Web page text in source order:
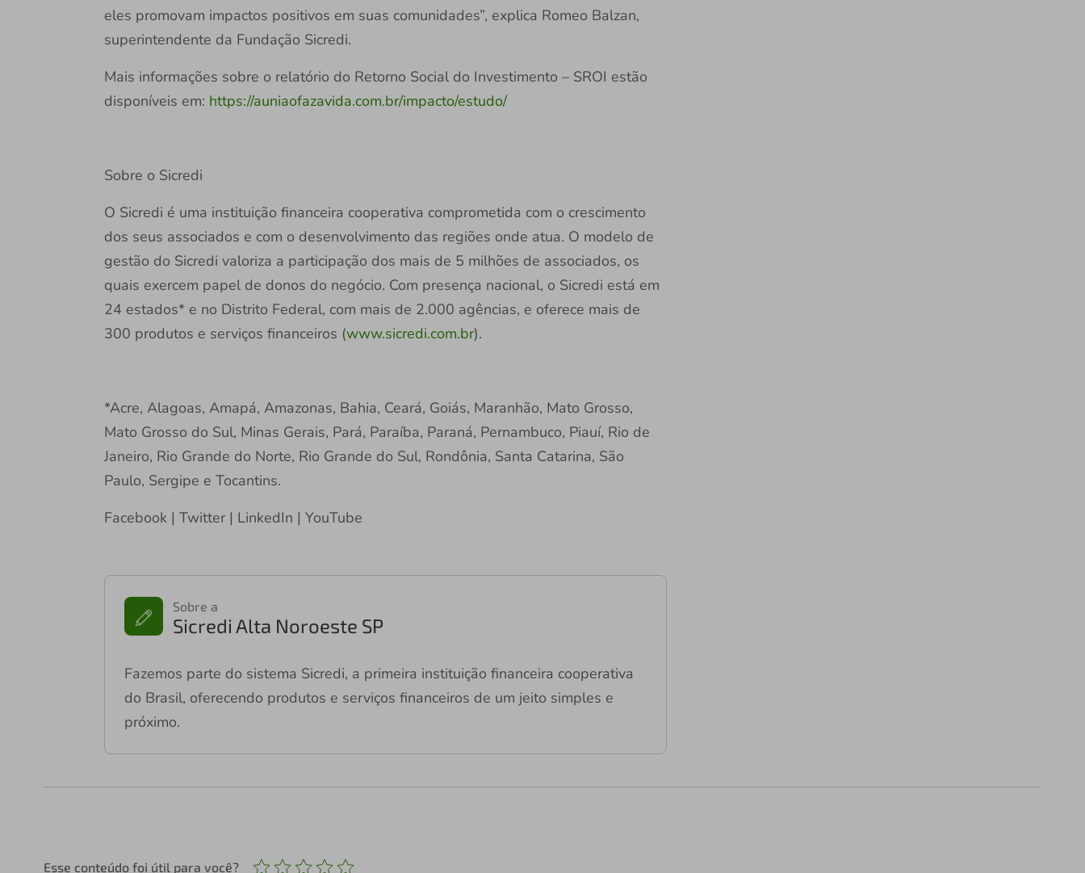
eles promovam impactos positivos em suas comunidades”, explica Romeo Balzan,
superintendente da Fundação Sicredi.
Mais informações sobre o relatório do Retorno Social do Investimento – SROI estão
disponíveis em: https://auniaofazavida.com.br/impacto/estudo/
Sobre o Sicredi
O Sicredi é uma instituição financeira cooperativa comprometida com o crescimento
dos seus associados e com o desenvolvimento das regiões onde atua. O modelo de
gestão do Sicredi valoriza a participação dos mais de 5 milhões de associados, os
quais exercem papel de donos do negócio. Com presença nacional, o Sicredi está em
24 estados* e no Distrito Federal, com mais de 2.000 agências, e oferece mais de
300 produtos e serviços financeiros (www.sicredi.com.br).
*Acre, Alagoas, Amapá, Amazonas, Bahia, Ceará, Goiás, Maranhão, Mato Grosso,
Mato Grosso do Sul, Minas Gerais, Pará, Paraíba, Paraná, Pernambuco, Piauí, Rio de
Janeiro, Rio Grande do Norte, Rio Grande do Sul, Rondônia, Santa Catarina, São
Paulo, Sergipe e Tocantins.
Facebook | Twitter | LinkedIn | YouTube
Sobre a
Sicredi Alta Noroeste SP
Fazemos parte do sistema Sicredi, a primeira instituição financeira cooperativa
do Brasil, oferecendo produtos e serviços financeiros de um jeito simples e
próximo.
Esse conteúdo foi útil para você?